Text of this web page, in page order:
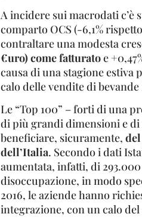
A incidere sui macrodati c’è
comparto OCS (-6,1%
contraltare una modesta
€uro) come fatturatoe
causa di una stagione estiva
calo delle vendite di bevande
Le “Top 100” – forti di una
di più grandi dimensioni e di
beneficiare, sicuramente,
dell’Italia. Secondo i dati
aumentata, infatti, di 293.000
disoccupazione, in modo
2016, le aziende hanno
integrazione, con un calo del